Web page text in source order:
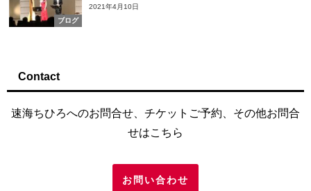
ブログ
2021年4月10日
Contact
速海ちひろへのお問合せ、チケットご予約、その他お問合
せはこちら
お問い合わせ